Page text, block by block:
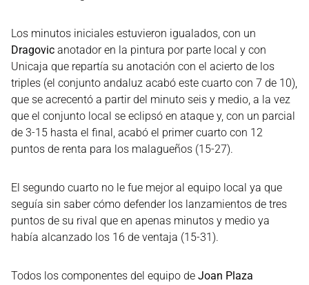
Los minutos iniciales estuvieron igualados, con un
Dragovic anotador en la pintura por parte local y con
Unicaja que repartía su anotación con el acierto de los
triples (el conjunto andaluz acabó este cuarto con 7 de 10),
que se acrecentó a partir del minuto seis y medio, a la vez
que el conjunto local se eclipsó en ataque y, con un parcial
de 3-15 hasta el final, acabó el primer cuarto con 12
puntos de renta para los malagueños (15-27).
El segundo cuarto no le fue mejor al equipo local ya que
seguía sin saber cómo defender los lanzamientos de tres
puntos de su rival que en apenas minutos y medio ya
había alcanzado los 16 de ventaja (15-31).
Todos los componentes del equipo de Joan Plaza